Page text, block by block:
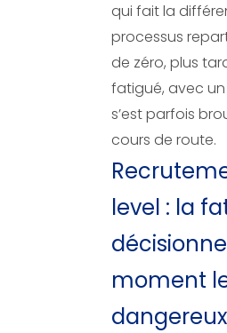
qui fait la
processus
de zéro, plus
fatigué, avec
s’est parfois
cours de route.
level : la
moment
dangereux